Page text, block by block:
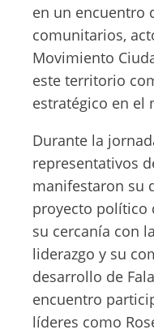
en un encuentro
comunitarios,
Movimiento
este territorio
estratégico en el
Durante la
representativos
manifestaron su
proyecto político
su cercanía con
liderazgo y su
desarrollo de
encuentro
líderes como